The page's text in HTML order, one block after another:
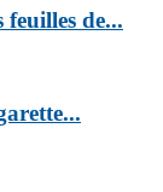
feuilles de...